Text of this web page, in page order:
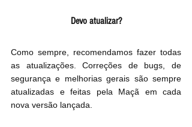
Devo atualizar?
Como sempre, recomendamos fazer todas
as atualizações. Correções de bugs, de
segurança e melhorias gerais são sempre
atualizadas e feitas pela Maçã em cada
nova versão lançada.